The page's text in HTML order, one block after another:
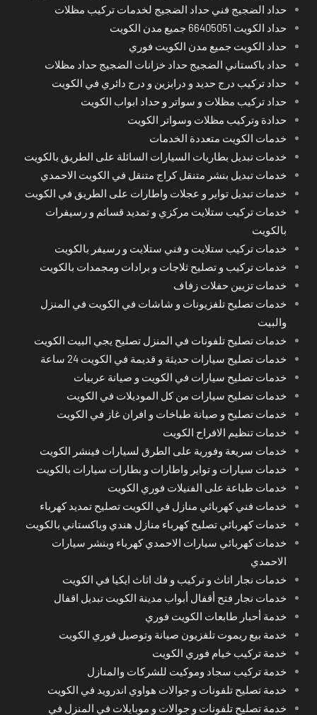
حداد الضجيج فني حداد الضجيج لخدمات تركيب مظلات
حداد الكويت 66405051 جميع مدن الكويت
حداد الكويت جميع مدن الكويت فوري
حداد باكستاني الضجيج حداد خزانات الضجيج حداد مظلات
حداد تركيب درج حديد و درابزين و درج دائري في الكويت
حداد تركيب مظلات و سواتر و حداد ابواب الكويت
حدادة وتركيب مظلات وسواتر الكويت
خدمات الكويت متعددة الخدمات
خدمات تبديل بطاريات السيارات السائلة على الطريق بالكويت
خدمات تبديل بنشر متنقل كراج متنقل في الكويت الاحمدي
خدمات تبديل تواير و عجلات واطارات على الطريق في الكويت
خدمات تركيب ستلايت مركزي و تمديد قسائم و رسيفرات
بالكويت
خدمات تركيب ستلايت و فني ستلايت و رسيفر بالكويت
خدمات تركيب و تصليح ثلاجات و برادات ومجمدات بالكويت
خدمات تزيين حفلات زفاف
خدمات تصليح تلفزيونات و شاشات في الكويت في المنزل
والبيت
خدمات تصليح تلفونات في المنزل تصليح يجي البيت الكويت
خدمات تصليح سيارات حديثة و قديمة في الكويت 24 ساعة
خدمات تصليح سيارات في الكويت و صيانة عربيات
خدمات تصليح سيارات من كل الموديلات في الكويت
خدمات تصليح و صيانة طباخات و افران غاز في الكويت
خدمات تنظيم الافراح الكويت
خدمات سريعة وفورية على الطرق لسيارات فينشر الكويت
خدمات سيارات و تواير واطارات و بطارات سيارات بالكويت
خدمات طباعة على الفنيلات فوري الكويت
خدمات فني كهربائي منازل في الكويت تصليح تمديد كهرباء
خدمات كهربائي تصليح كهرباء منازل هندي وباكستاني بالكويت
خدمات كهربائي سيارات الاحمدي كهرباء وبنشر سيارات
الاحمدي
خدمات نجار اثاث و تركيب و فك اثاث ايكيا في الكويت
خدمات نجار فتح أقفال أبواب مدينة الكويت تبديل اقفال
خدمة أحبار طابعات الكويت فوري
خدمة بيع ريموت تلفزيون صيانة وتوصيل فوري الكويت
خدمة تركيب خيام فوري الكويت
خدمة تركيب سجاد وموكيت للشركات والمنازل
خدمة تصليح تلفونات و جوالات هواوي اندرويد في الكويت
خدمة تصليح تلفونات و جوالات و موبايلات في المنزل في